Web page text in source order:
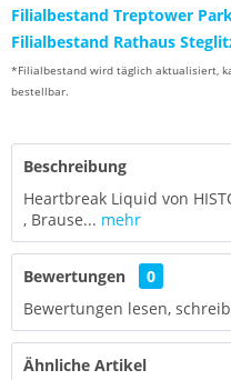
Filialbestand Treptower
Filialbestand Rathaus
*Filialbestand wird täglich aktualisiert,
bestellbar.
Beschreibung
Heartbreak Liquid von
, Brause... mehr
Bewertungen
0
Bewertungen lesen,
Ähnliche Artikel